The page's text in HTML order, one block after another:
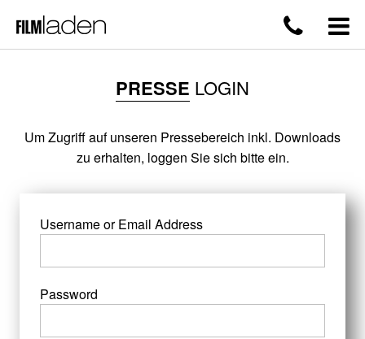
PRESSE LOGIN
Um Zugriff auf unseren Pressebereich inkl. Downloads
zu erhalten, loggen Sie sich bitte ein.
Username or Email Address
Password